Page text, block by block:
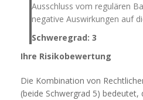
Ausschluss vom regulären
negative Auswirkungen auf
Schweregrad: 3
Ihre Risikobewertung
Die Kombination von
(beide Schwergrad 5) bedeutet,